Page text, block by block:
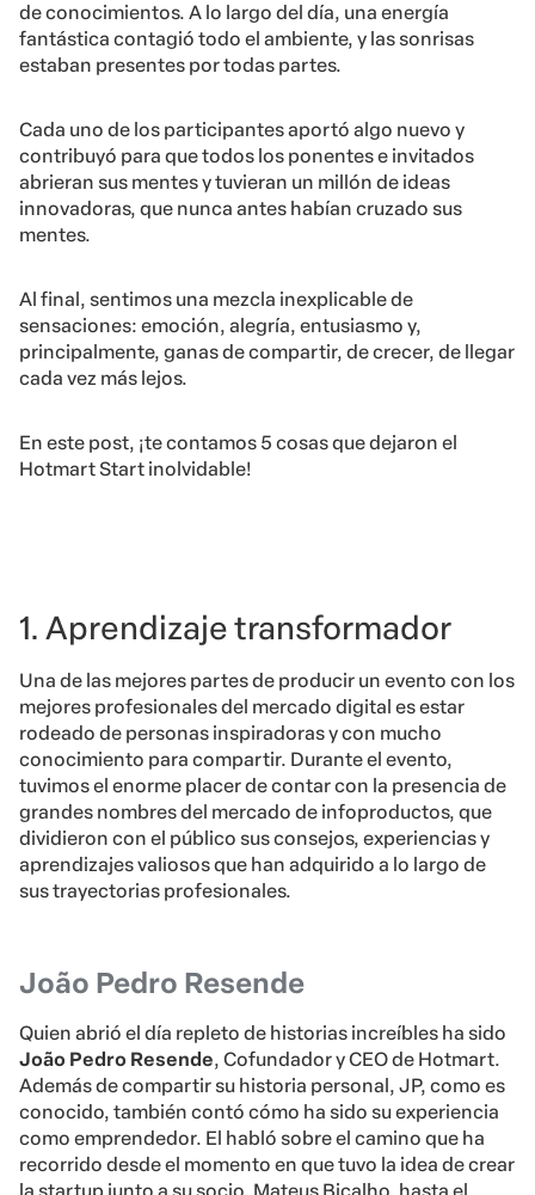
de conocimientos. A lo largo del día, una energía
fantástica contagió todo el ambiente, y las sonrisas
estaban presentes por todas partes.
Cada uno de los participantes aportó algo nuevo y
contribuyó para que todos los ponentes e invitados
abrieran sus mentes y tuvieran un millón de ideas
innovadoras, que nunca antes habían cruzado sus
mentes.
Al final, sentimos una mezcla inexplicable de
sensaciones: emoción, alegría, entusiasmo y,
principalmente, ganas de compartir, de crecer, de llegar
cada vez más lejos.
En este post, ¡te contamos 5 cosas que dejaron el
Hotmart Start inolvidable!
1. Aprendizaje transformador
Una de las mejores partes de producir un evento con los
mejores profesionales del mercado digital es estar
rodeado de personas inspiradoras y con mucho
conocimiento para compartir. Durante el evento,
tuvimos el enorme placer de contar con la presencia de
grandes nombres del mercado de infoproductos, que
dividieron con el público sus consejos, experiencias y
aprendizajes valiosos que han adquirido a lo largo de
sus trayectorias profesionales.
João Pedro Resende
Quien abrió el día repleto de historias increíbles ha sido
João Pedro Resende, Cofundador y CEO de Hotmart.
Además de compartir su historia personal, JP, como es
conocido, también contó cómo ha sido su experiencia
como emprendedor. El habló sobre el camino que ha
recorrido desde el momento en que tuvo la idea de crear